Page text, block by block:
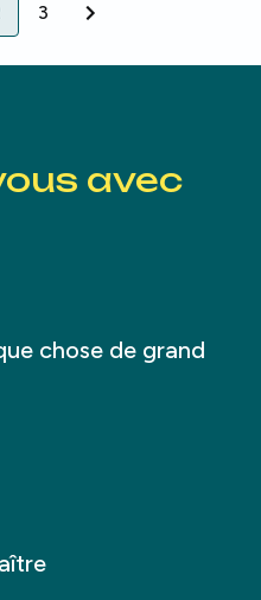
3
avec
chose de grand